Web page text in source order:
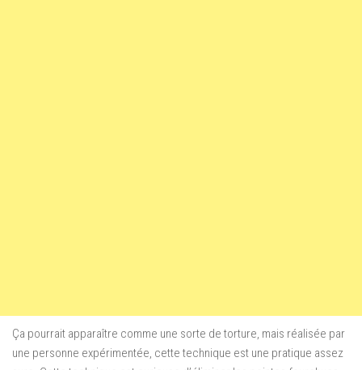
Ça pourrait apparaître comme une sorte de torture, mais réalisée par
une personne expérimentée, cette technique est une pratique assez